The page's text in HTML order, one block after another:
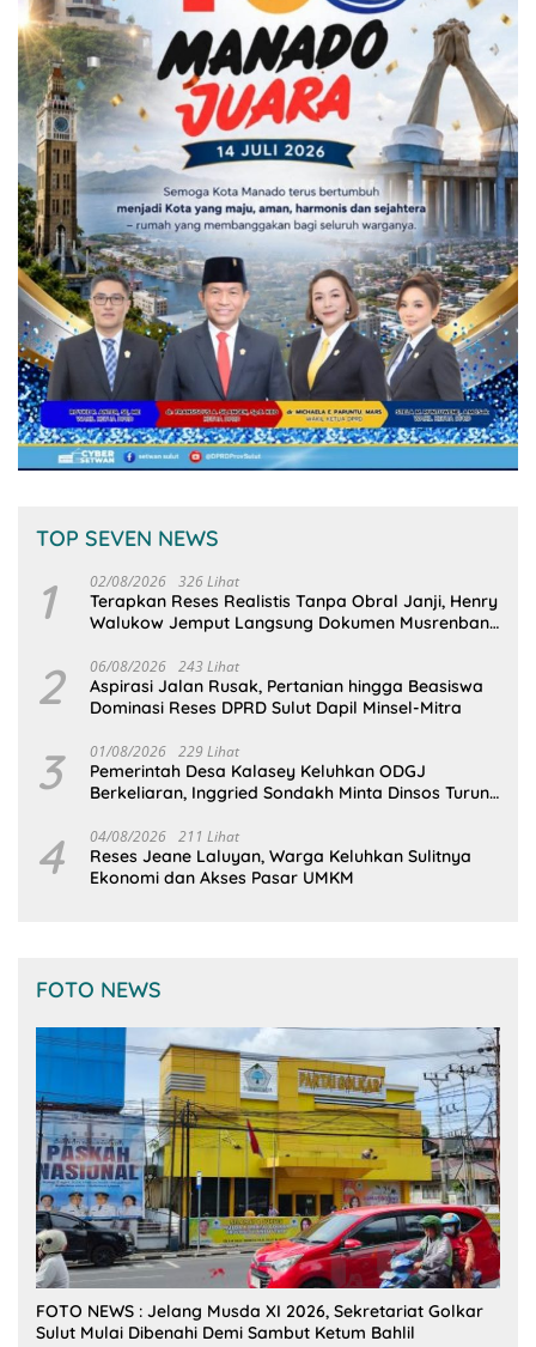
TOP SEVEN NEWS
1 02/08/2026 326 Lihat
Terapkan Reses Realistis Tanpa Obral Janji, Henry
Walukow Jemput Langsung Dokumen Musrenbang
2 06/08/2026 243 Lihat
Aspirasi Jalan Rusak, Pertanian hingga Beasiswa
Dominasi Reses DPRD Sulut Dapil Minsel-Mitra
3 01/08/2026 229 Lihat
Pemerintah Desa Kalasey Keluhkan ODGJ
Berkeliaran, Inggried Sondakh Minta Dinsos Turun
4 04/08/2026 211 Lihat
Reses Jeane Laluyan, Warga Keluhkan Sulitnya
Ekonomi dan Akses Pasar UMKM
FOTO NEWS
FOTO NEWS : Jelang Musda XI 2026, Sekretariat Golkar
Sulut Mulai Dibenahi Demi Sambut Ketum Bahlil